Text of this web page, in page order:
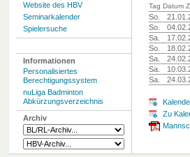
Website des HBV
Seminarkalender
Spielersuche
Informationen
Personalisiertes
Berechtigungssystem
nuLiga Badminton
Abkürzungsverzeichnis
Archiv
Tag Datum
So.
So.
Sa.
So.
Sa.
Sa.
Sa.
Zu